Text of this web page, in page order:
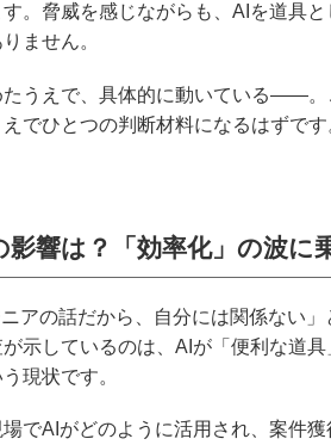
す。脅威を感じながらも、AIを道具
ません。
たうえで、具体的に動いている——
でひとつの判断材料になるはずです
影響は？「効率化」の波に
ニアの話だから、自分には関係ない
示しているのは、AIが「便利な道
現状です。
でAIがどのように活用され、案件